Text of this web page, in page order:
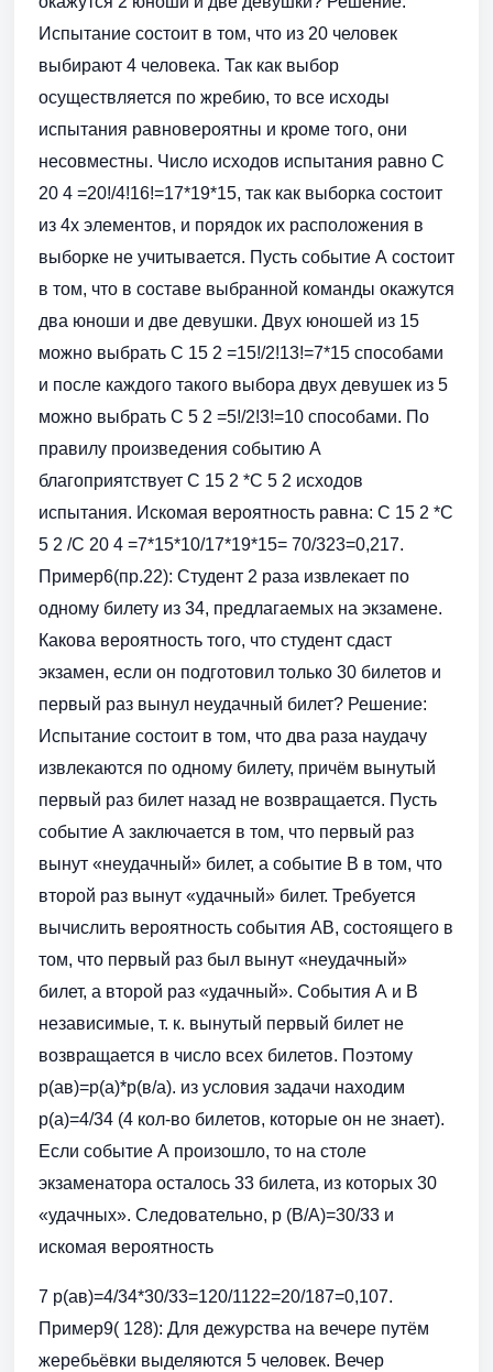
Испытание состоит в том, что из 20 человек
выбирают 4 человека. Так как выбор
осуществляется по жребию, то все исходы
испытания равновероятны и кроме того, они
несовместны. Число исходов испытания равно С
20 4 =20!/4!16!=17*19*15, так как выборка состоит
из 4х элементов, и порядок их расположения в
выборке не учитывается. Пусть событие А состоит
в том, что в составе выбранной команды окажутся
два юноши и две девушки. Двух юношей из 15
можно выбрать С 15 2 =15!/2!13!=7*15 способами
и после каждого такого выбора двух девушек из 5
можно выбрать С 5 2 =5!/2!3!=10 способами. По
правилу произведения событию А
благоприятствует С 15 2 *С 5 2 исходов
испытания. Искомая вероятность равна: С 15 2 *С
5 2 /С 20 4 =7*15*10/17*19*15= 70/323=0,217.
Пример6(пр.22): Студент 2 раза извлекает по
одному билету из 34, предлагаемых на экзамене.
Какова вероятность того, что студент сдаст
экзамен, если он подготовил только 30 билетов и
первый раз вынул неудачный билет? Решение:
Испытание состоит в том, что два раза наудачу
извлекаются по одному билету, причём вынутый
первый раз билет назад не возвращается. Пусть
событие А заключается в том, что первый раз
вынут «неудачный» билет, а событие В в том, что
второй раз вынут «удачный» билет. Требуется
вычислить вероятность события АВ, состоящего в
том, что первый раз был вынут «неудачный»
билет, а второй раз «удачный». События А и В
независимые, т. к. вынутый первый билет не
возвращается в число всех билетов. Поэтому
р(ав)=р(а)*р(в/а). из условия задачи находим
р(а)=4/34 (4 кол-во билетов, которые он не знает).
Если событие А произошло, то на столе
экзаменатора осталось 33 билета, из которых 30
«удачных». Следовательно, р (В/А)=30/33 и
искомая вероятность
7 р(ав)=4/34*30/33=120/1122=20/187=0,107.
Пример9( 128): Для дежурства на вечере путём
жеребьёвки выделяются 5 человек. Вечер